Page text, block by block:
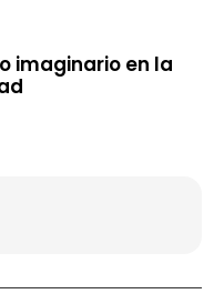
imaginario en la